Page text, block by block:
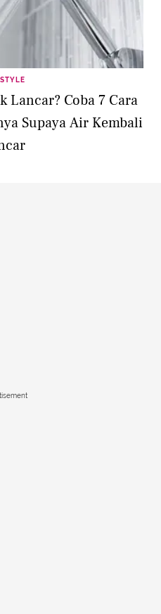
Lancar? Coba 7 Cara
Supaya Air Kembali